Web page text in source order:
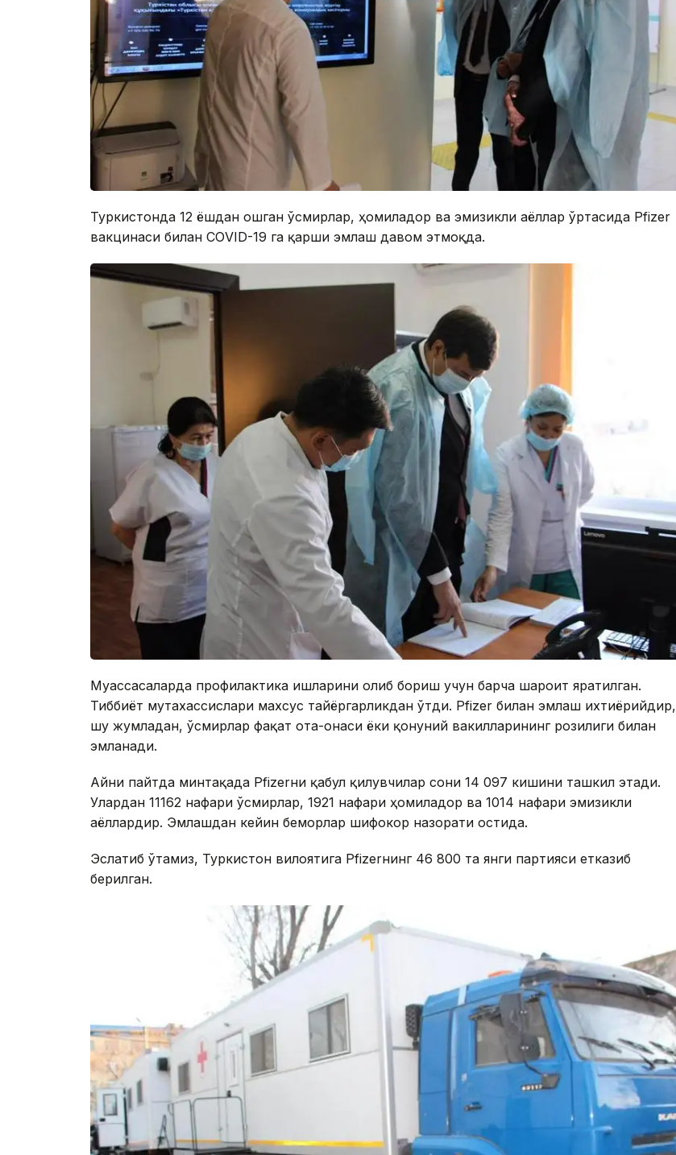
Туркистонда 12 ёшдан ошган ўсмирлар, ҳомиладор ва эмизикли аёллар ўртасида Pfizer
вакцинаси билан CОVID-19 га қарши эмлаш давом этмоқда.
Муассасаларда профилактика ишларини олиб бориш учун барча шароит яратилган.
Тиббиёт мутахассислари махсус тайёргарликдан ўтди. Pfizer билан эмлаш ихтиёрийдир,
шу жумладан, ўсмирлар фақат ота-онаси ёки қонуний вакилларининг розилиги билан
эмланади.
Айни пайтда минтақада Pfizerни қабул қилувчилар сони 14 097 кишини ташкил этади.
Улардан 11162 нафари ўсмирлар, 1921 нафари ҳомиладор ва 1014 нафари эмизикли
аёллардир. Эмлашдан кейин беморлар шифокор назорати остида.
Эслатиб ўтамиз, Туркистон вилоятига Pfizerнинг 46 800 та янги партияси етказиб
берилган.